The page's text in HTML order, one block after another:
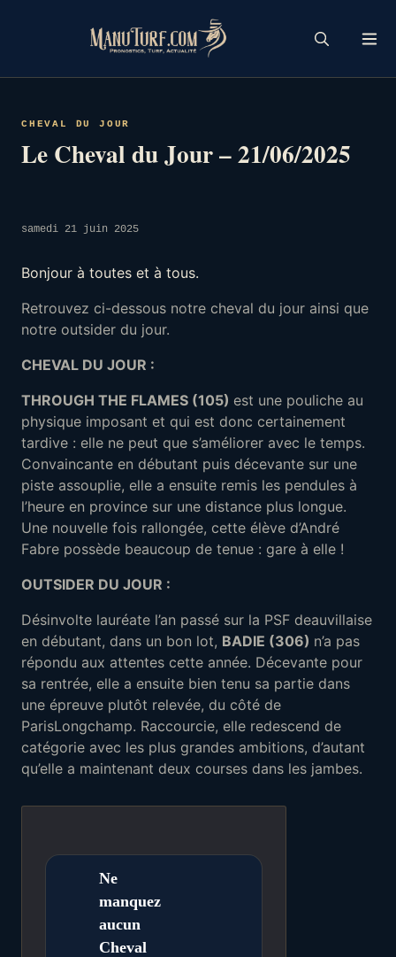
CHEVAL DU JOUR
Le Cheval du Jour – 21/06/2025
samedi 21 juin 2025
Bonjour à toutes et à tous.
Retrouvez ci-dessous notre cheval du jour ainsi que
notre outsider du jour.
CHEVAL DU JOUR :
THROUGH THE FLAMES (105) est une pouliche au
physique imposant et qui est donc certainement
tardive : elle ne peut que s’améliorer avec le temps.
Convaincante en débutant puis décevante sur une
piste assouplie, elle a ensuite remis les pendules à
l’heure en province sur une distance plus longue.
Une nouvelle fois rallongée, cette élève d’André
Fabre possède beaucoup de tenue : gare à elle !
OUTSIDER DU JOUR :
Désinvolte lauréate l’an passé sur la PSF deauvillaise
en débutant, dans un bon lot, BADIE (306) n’a pas
répondu aux attentes cette année. Décevante pour
sa rentrée, elle a ensuite bien tenu sa partie dans
une épreuve plutôt relevée, du côté de
ParisLongchamp. Raccourcie, elle redescend de
catégorie avec les plus grandes ambitions, d’autant
qu’elle a maintenant deux courses dans les jambes.
Ne
manquez
aucun
Cheval